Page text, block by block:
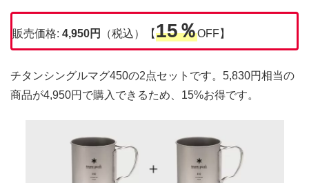
販売価格: 4,950円 （税込）【15％OFF】
チタンシングルマグ450の2点セットです。5,830円相当の
商品が4,950円で購入できるため、15%お得です。